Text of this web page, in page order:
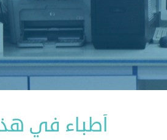
أطباء في